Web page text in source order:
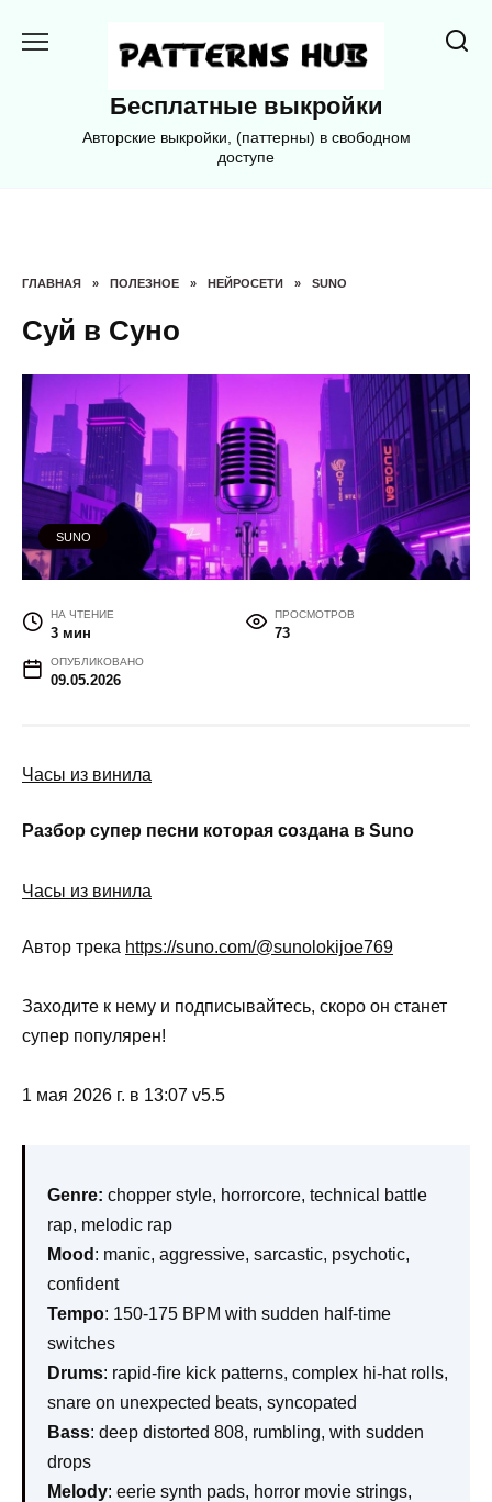
Бесплатные выкройки
Авторские выкройки, (паттерны) в свободном
доступе
ГЛАВНАЯ » ПОЛЕЗНОЕ » НЕЙРОСЕТИ » SUNO
Суй в Суно
SUNO
НА ЧТЕНИЕ
3 мин
ПРОСМОТРОВ
73
ОПУБЛИКОВАНО
09.05.2026
Часы из винила
Разбор супер песни которая создана в Suno
Часы из винила
Автор трека https://suno.com/@sunolokijoe769
Заходите к нему и подписывайтесь, скоро он станет
супер популярен!
1 мая 2026 г. в 13:07 v5.5
Genre: chopper style, horrorcore, technical battle
rap, melodic rap
Mood : manic, aggressive, sarcastic, psychotic,
confident
Tempo: 150-175 BPM with sudden half-time
switches
Drums: rapid-fire kick patterns, complex hi-hat rolls,
snare on unexpected beats, syncopated
Bass: deep distorted 808, rumbling, with sudden
drops
Melody: eerie synth pads, horror movie strings,